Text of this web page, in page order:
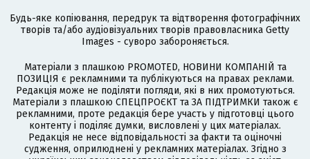
Будь-яке копіювання, передрук та відтворення фотографічних
творів та/або аудіовізуальних творів правовласника Getty
Images - суворо забороняється.
Матеріали з плашкою PROMOTED, НОВИНИ КОМПАНІЙ та
ПОЗИЦІЯ є рекламними та публікуються на правах реклами.
Редакція може не поділяти погляди, які в них промотуються.
Матеріали з плашкою СПЕЦПРОЄКТ та ЗА ПІДТРИМКИ також є
рекламними, проте редакція бере участь у підготовці цього
контенту і поділяє думки, висловлені у цих матеріалах.
Редакція не несе відповідальності за факти та оціночні
судження, оприлюднені у рекламних матеріалах. Згідно з